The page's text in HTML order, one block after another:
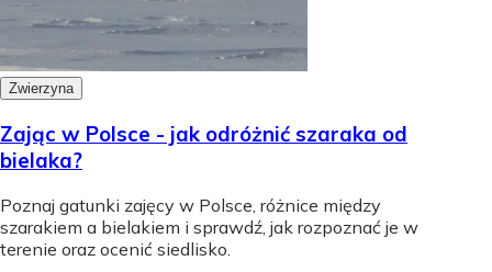
Zwierzyna
Zając w Polsce - jak odróżnić szaraka od
bielaka?
Poznaj gatunki zajęcy w Polsce, różnice między
szarakiem a bielakiem i sprawdź, jak rozpoznać je w
terenie oraz ocenić siedlisko.